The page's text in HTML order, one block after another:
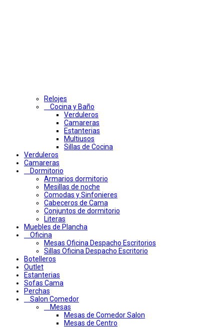
Relojes
Cocina y Baño
Verduleros
Camareras
Estanterias
Multiusos
Sillas de Cocina
Verduleros
Camareras
Dormitorio
Armarios dormitorio
Mesillas de noche
Comodas y Sinfonieres
Cabeceros de Cama
Conjuntos de dormitorio
Literas
Muebles de Plancha
Oficina
Mesas Oficina Despacho Escritorios
Sillas Oficina Despacho Escritorio
Botelleros
Outlet
Estanterias
Sofas Cama
Perchas
Salon Comedor
Mesas
Mesas de Comedor Salon
Mesas de Centro